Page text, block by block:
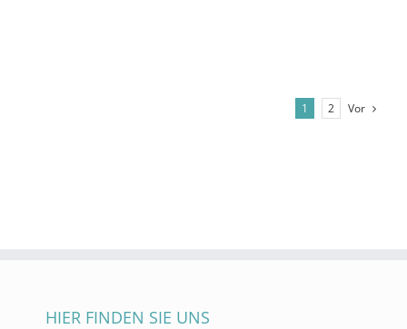
1 2 Vor
HIER FINDEN SIE UNS